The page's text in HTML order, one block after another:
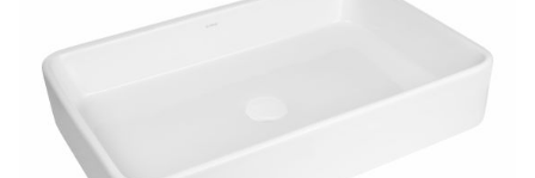
images
gallery